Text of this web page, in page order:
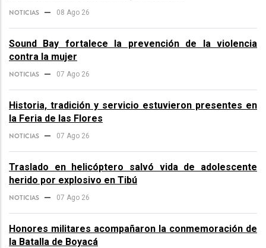
NOTICIAS 08 Ago 26
Sound Bay fortalece la prevención de la violencia
contra la mujer
NOTICIAS 07 Ago 26
Historia, tradición y servicio estuvieron presentes en
la Feria de las Flores
NOTICIAS 07 Ago 26
Traslado en helicóptero salvó vida de adolescente
herido por explosivo en Tibú
NOTICIAS 07 Ago 26
Honores militares acompañaron la conmemoración de
la Batalla de Boyacá